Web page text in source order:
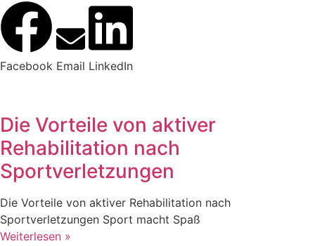
Facebook Email LinkedIn
Die Vorteile von aktiver
Rehabilitation nach
Sportverletzungen
Die Vorteile von aktiver Rehabilitation nach
Sportverletzungen Sport macht Spaß
Weiterlesen »